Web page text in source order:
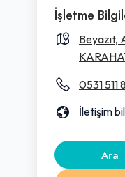
İşletme
Beyazıt,
0531 511
İletişim
Ara